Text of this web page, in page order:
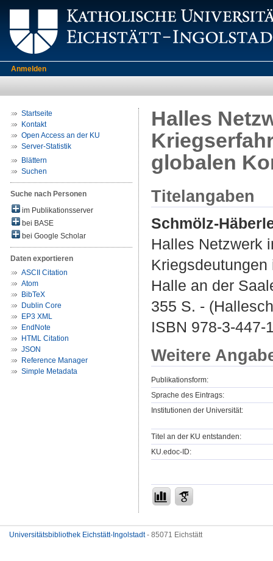
Anmelden
Startseite
Kontakt
Open Access an der KU
Server-Statistik
Blättern
Suchen
Suche nach Personen
im Publikationsserver
bei BASE
bei Google Scholar
Daten exportieren
ASCII Citation
Atom
BibTeX
Dublin Core
EP3 XML
EndNote
HTML Citation
JSON
Reference Manager
Simple Metadata
Halles
globalen
Titelangaben
Schmölz-
Halles Netzwerk
Halle an der
355 S. -
ISBN 978-3-447-
Weitere
Publikationsform:
Sprache des Eintrags:
Institutionen der Universität:
Titel an der KU entstanden:
KU.edoc-ID:
Universitätsbibliothek Eichstätt-Ingolstadt- 85071 Eichstätt